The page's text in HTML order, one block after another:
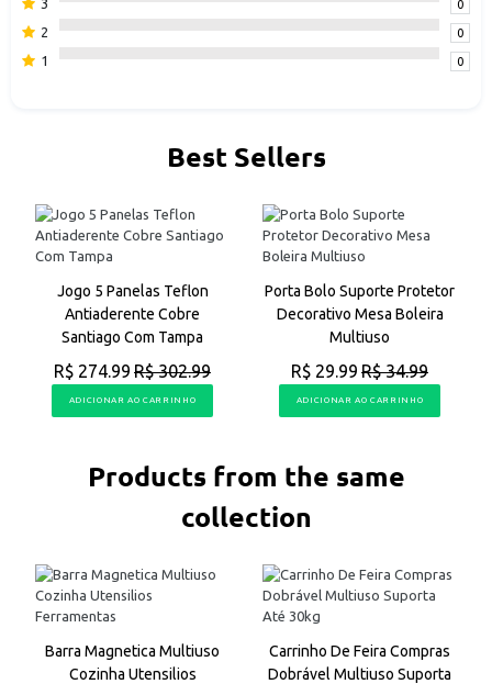
3 0
2 0
1 0
Best Sellers
Jogo 5 Panelas Teflon
Antiaderente Cobre
Santiago Com Tampa
R$ 274.99 R$ 302.99
ADICIONAR AO CARRINHO
Porta Bolo Suporte Protetor
Decorativo Mesa Boleira
Multiuso
R$ 29.99 R$ 34.99
ADICIONAR AO CARRINHO
Products from the same
collection
Barra Magnetica Multiuso
Cozinha Utensilios
Carrinho De Feira Compras
Dobrável Multiuso Suporta